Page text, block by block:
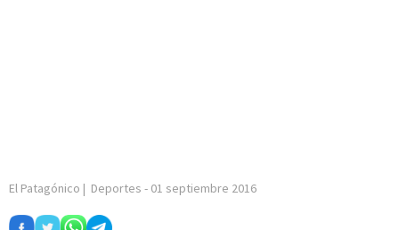
El Patagónico | Deportes - 01 septiembre 2016